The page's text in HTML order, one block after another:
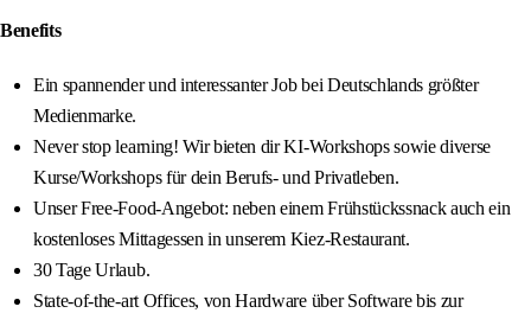
Benefits
Ein spannender und interessanter Job bei Deutschlands größter
Medienmarke.
Never stop learning! Wir bieten dir KI-Workshops sowie diverse
Kurse/Workshops für dein Berufs- und Privatleben.
Unser Free-Food-Angebot: neben einem Frühstückssnack auch ein
kostenloses Mittagessen in unserem Kiez-Restaurant.
30 Tage Urlaub.
State-of-the-art Offices, von Hardware über Software bis zur